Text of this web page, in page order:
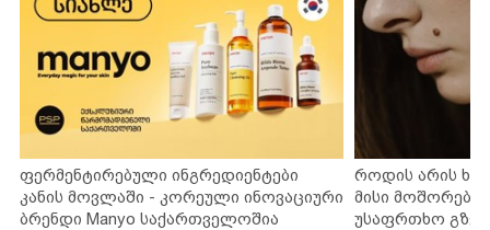
ფერმენტირებული ინგრედიენტები
კანის მოვლაში - კორეული ინოვაციური
ბრენდი Manyo საქართველოშია
როდის არის
მისი
უსაფრთხო